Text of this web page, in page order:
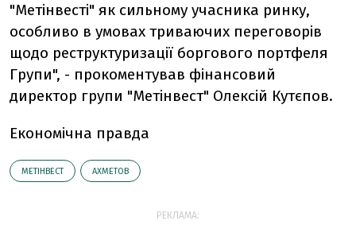
"Метінвесті" як сильному учасника ринку,
особливо в умовах триваючих переговорів
щодо реструктуризації боргового портфеля
Групи", - прокоментував фінансовий
директор групи "Метінвест" Олексій Кутєпов.
Економічна правда
МЕТІНВЕСТ АХМЕТОВ
РЕКЛАМА: